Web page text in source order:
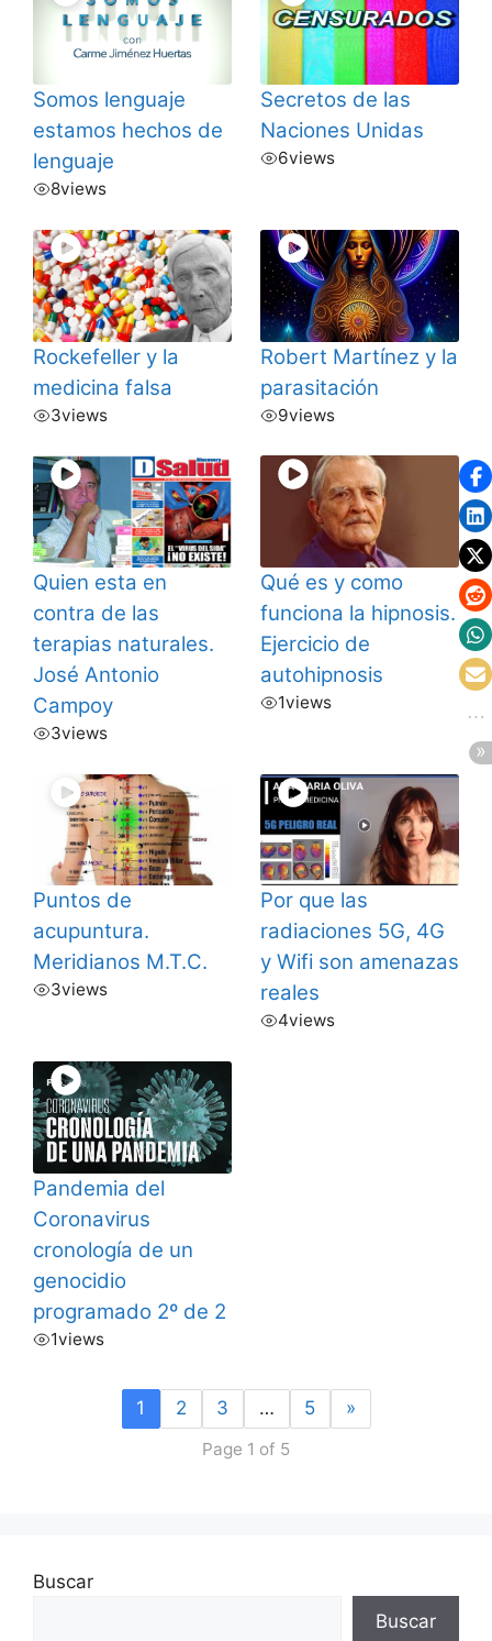
Somos lenguaje
estamos hechos de
lenguaje
8views
Secretos de las
Naciones Unidas
6views
Rockefeller y la
medicina falsa
3views
Robert Martínez y la
parasitación
9views
Quien esta en
contra de las
terapias naturales.
José Antonio
Campoy
3views
Qué es y como
funciona la hipnosis.
Ejercicio de
autohipnosis
1views
Puntos de
acupuntura.
Meridianos M.T.C.
3views
Por que las
radiaciones 5G, 4G
y Wifi son amenazas
reales
4views
Pandemia del
Coronavirus
cronología de un
genocidio
programado 2º de 2
1views
1 2 3 … 5 »
Page 1 of 5
Buscar
Buscar